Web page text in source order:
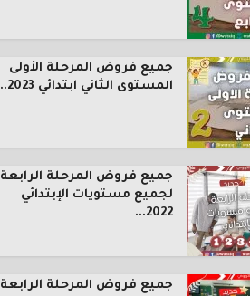
جميع فروض المرحلة الأولى
المستوى الثاني ابتدائي 2023...
جميع فروض المرحلة الرابعة
لجميع مستويات الإبتدائي
2022...
جميع فروض المرحلة الرابعة